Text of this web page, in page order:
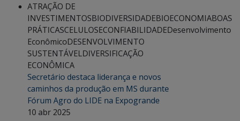
ATRAÇÃO DE
INVESTIMENTOSBIODIVERSIDADEBIOECONOMIABOAS
PRÁTICASCELULOSECONFIABILIDADEDesenvolvimento
EconômicoDESENVOLVIMENTO
SUSTENTÁVELDIVERSIFICAÇÃO
ECONÔMICA
Secretário destaca liderança e novos
caminhos da produção em MS durante
Fórum Agro do LIDE na Expogrande
10 abr 2025